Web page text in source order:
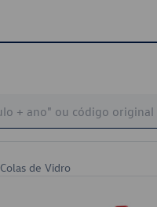
Colas de Vidro